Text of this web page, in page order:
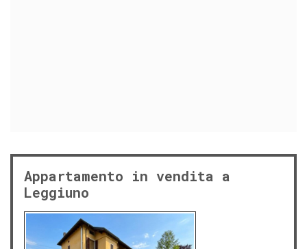
Appartamento in vendita a
Leggiuno